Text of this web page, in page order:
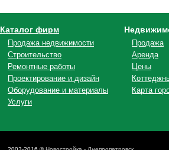
Каталог фирм
Продажа недвижимости
Строительство
Ремонтные работы
Проектирование и дизайн
Оборудование и материалы
Услуги
Продажа
Аренда
Цены
Карта